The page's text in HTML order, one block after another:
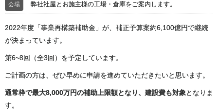
会場 弊社社屋とお施主様の工場・倉庫をご案内します。
2022年度「事業再構築補助金」が、補正予算案約6,100億円で継続
が決まっています。
第6~8回（全3回）を予定しています。
ご計画の方は、ぜひ早めに申請を進めていただきたいと思います。
通常枠で最大8,000万円の補助上限額となり、建設費も対象となりま
す。